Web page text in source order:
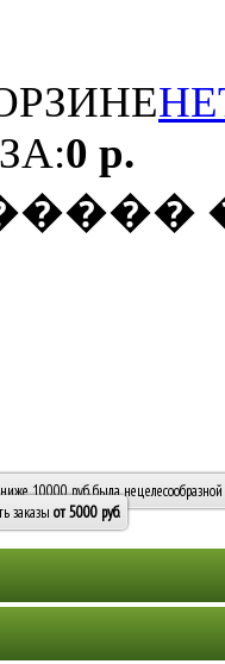
0 р.
10000 руб. была
заказы от 5000 руб.